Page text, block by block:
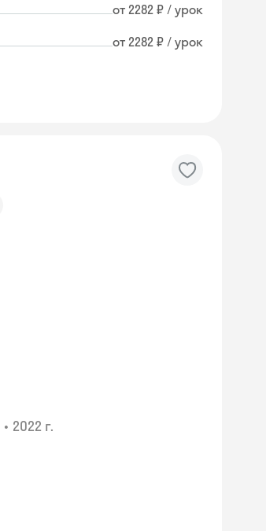
от 2282 ₽ / урок
от 2282 ₽ / урок
• 2022 г.